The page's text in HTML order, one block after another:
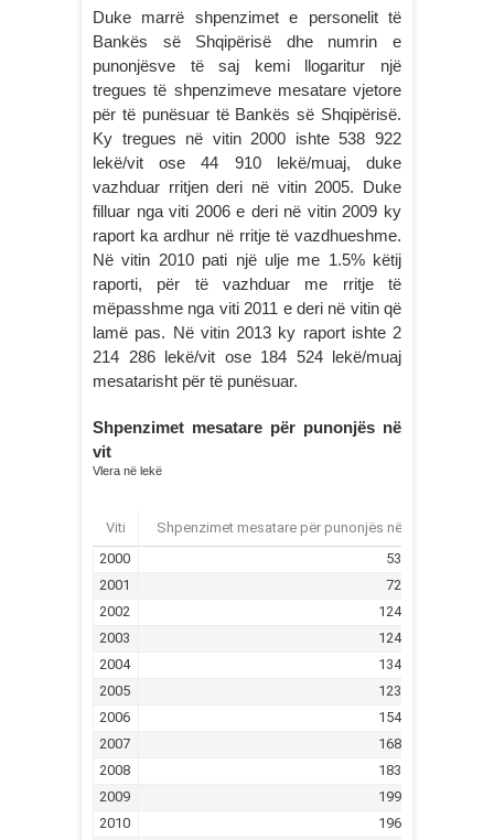
Duke marrë shpenzimet e personelit të
Bankës së Shqipërisë dhe numrin e
punonjësve të saj kemi llogaritur një
tregues të shpenzimeve mesatare vjetore
për të punësuar të Bankës së Shqipërisë.
Ky tregues në vitin 2000 ishte 538 922
lekë/vit ose 44 910 lekë/muaj, duke
vazhduar rritjen deri në vitin 2005. Duke
filluar nga viti 2006 e deri në vitin 2009 ky
raport ka ardhur në rritje të vazdhueshme.
Në vitin 2010 pati një ulje me 1.5% këtij
raporti, për të vazhduar me rritje të
mëpasshme nga viti 2011 e deri në vitin që
lamë pas. Në vitin 2013 ky raport ishte 2
214 286 lekë/vit ose 184 524 lekë/muaj
mesatarisht për të punësuar.
Shpenzimet mesatare për punonjës në
vit
Vlera në lekë